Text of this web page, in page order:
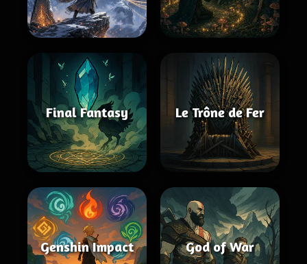
Final Fantasy Le Trône de Fer
Genshin Impact God of War